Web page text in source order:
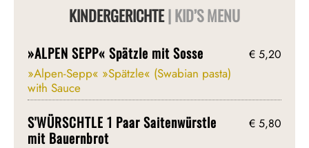
KINDERGERICHTE| KID’S MENU
»ALPEN SEPP« Spätzle mit Sosse
»Alpen-Sepp« »Spätzle« (Swabian pasta)
with Sauce
€ 5,20
S'WÜRSCHTLE 1 Paar Saitenwürstle
mit Bauernbrot
€ 5,80